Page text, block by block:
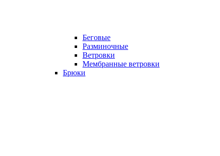
Беговые
Разминочные
Ветровки
Мембранные ветровки
Брюки